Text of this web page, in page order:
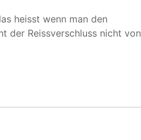
heisst wenn man den
der Reissverschluss nicht von